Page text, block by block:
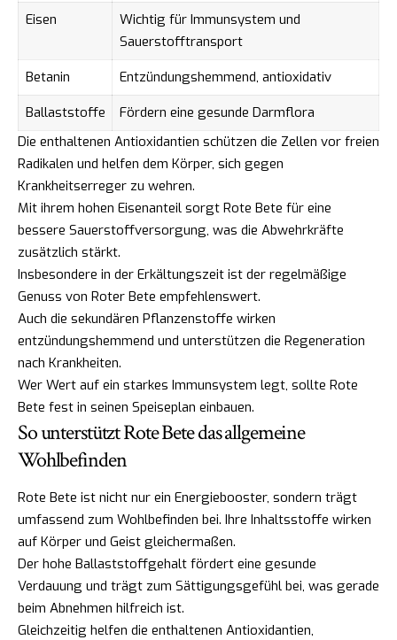
Eisen
Wichtig für Immunsystem und
Sauerstofftransport
Betanin
Entzündungshemmend, antioxidativ
Ballaststoffe
Fördern eine gesunde Darmflora
Die enthaltenen Antioxidantien schützen die Zellen vor freien
Radikalen und helfen dem Körper, sich gegen
Krankheitserreger zu wehren.
Mit ihrem hohen Eisenanteil sorgt Rote Bete für eine
bessere Sauerstoffversorgung, was die Abwehrkräfte
zusätzlich stärkt.
Insbesondere in der Erkältungszeit ist der regelmäßige
Genuss von Roter Bete empfehlenswert.
Auch die sekundären Pflanzenstoffe wirken
entzündungshemmend und unterstützen die Regeneration
nach Krankheiten.
Wer Wert auf ein starkes Immunsystem legt, sollte Rote
Bete fest in seinen Speiseplan einbauen.
So unterstützt Rote Bete das allgemeine
Wohlbefinden
Rote Bete ist nicht nur ein Energiebooster, sondern trägt
umfassend zum Wohlbefinden bei. Ihre Inhaltsstoffe wirken
auf Körper und Geist gleichermaßen.
Der hohe Ballaststoffgehalt fördert eine gesunde
Verdauung und trägt zum Sättigungsgefühl bei, was gerade
beim Abnehmen hilfreich ist.
Gleichzeitig helfen die enthaltenen Antioxidantien,